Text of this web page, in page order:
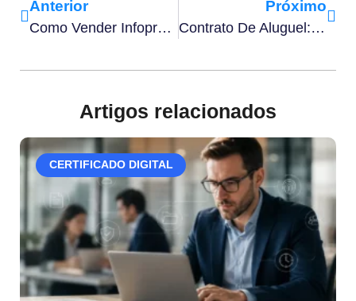
Anterior
Como Vender Infoproduto Digital Por Assinatura​ Em 10 Passos
Próximo
Contrato De Aluguel: O Que É, Como Funciona E Principais Cláusulas
Artigos relacionados
CERTIFICADO DIGITAL